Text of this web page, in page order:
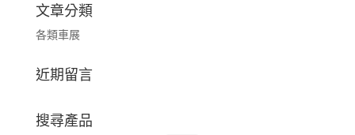
文章分類
各類車展
近期留言
搜尋產品